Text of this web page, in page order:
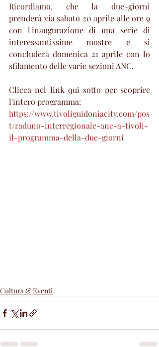
Ricordiamo, che la due-giorni
prenderà via sabato 20 aprile alle ore 9
con l'inaugurazione di una serie di
interessantissime mostre e si
concluderà domenica 21 aprile con lo
sfilamento delle varie sezioni ANC.
Clicca nel link qui sotto per scoprire
l'intero programma:
https://www.tivoliguidoniacity.com/pos
t/raduno-interregionale-anc-a-tivoli-
il-programma-della-due-giorni
Cultura & Eventi